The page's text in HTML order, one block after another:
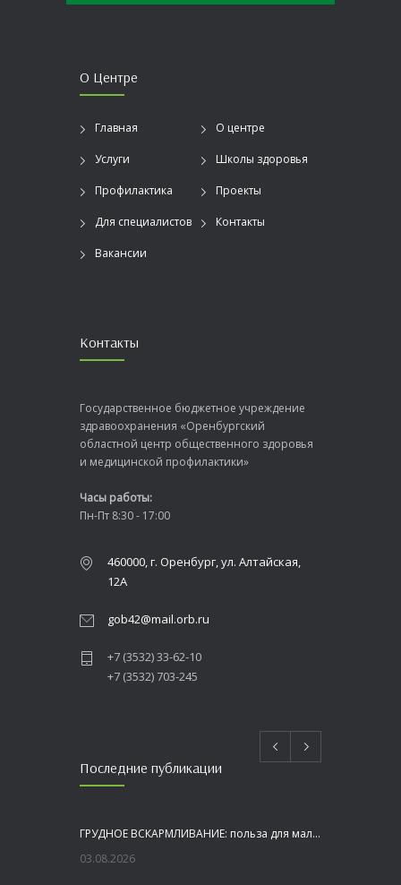
О Центре
Главная О центре
Услуги Школы здоровья
Профилактика Проекты
Для специалистов Контакты
Вакансии
Контакты
Государственное бюджетное учреждение
здравоохранения «Оренбургский
областной центр общественного здоровья
и медицинской профилактики»
Часы работы:
Пн-Пт 8:30 - 17:00
460000, г. Оренбург, ул. Алтайская,
12А
gob42@mail.orb.ru
+7 (3532) 33-62-10
+7 (3532) 703-245
Последние публикации
ГРУДНОЕ ВСКАРМЛИВАНИЕ: польза для малыша и мамы
03.08.2026